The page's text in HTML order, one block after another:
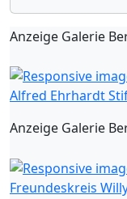
Anzeige Galerie
Alfred Ehrhardt
Anzeige Galerie
Freundeskreis